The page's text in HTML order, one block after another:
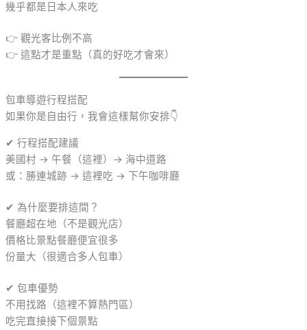
幾乎都是日本人來吃
👉 觀光客比例不高
👉 這點才是重點（真的好吃才會來）
包車導遊行程搭配
如果你是自由行，我會這樣幫你安排👇
✔ 行程搭配建議
美國村 → 午餐（這裡）→ 海中道路
或：勝連城跡 → 這裡吃 → 下午咖啡廳
✔ 為什麼要排這間？
餐廳超在地（不是觀光店）
價格比景點餐廳便宜很多
份量大（很適合多人包車）
✔ 包車優勢
不用找路（這裡不算熱門區）
吃完直接接下個景點